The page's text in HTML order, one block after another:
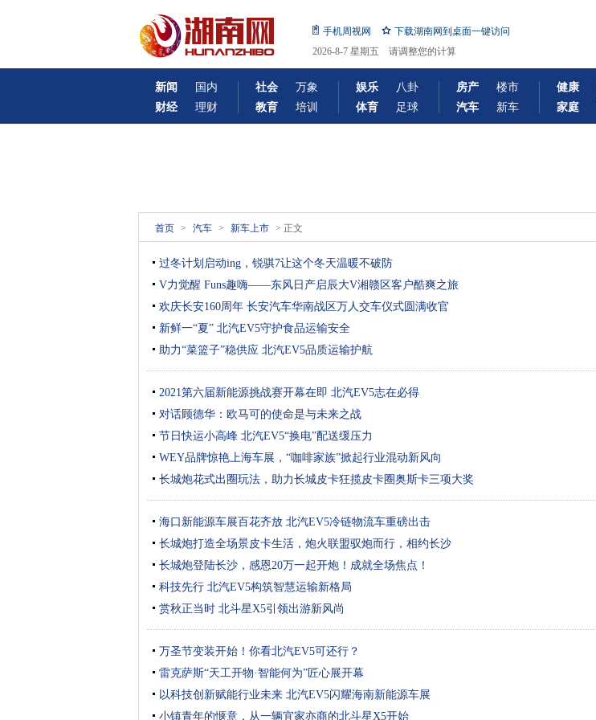
手机周视网
下载湖南网到桌面一键访问
2026-8-7 星期五 请调整您的计算
机日期!
新闻
国内
财经
理财
社会
万象
教育
培训
娱乐
八卦
体育
足球
房产
楼市
汽车
新车
健康
家庭
首页 > 汽车 > 新车上市 > 正文
过冬计划启动ing，锐骐7让这个冬天温暖不破防
V力觉醒 Funs趣嗨——东风日产启辰大V湘赣区客户酷爽之旅
欢庆长安160周年 长安汽车华南战区万人交车仪式圆满收官
新鲜一“夏” 北汽EV5守护食品运输安全
助力“菜篮子”稳供应 北汽EV5品质运输护航
2021第六届新能源挑战赛开幕在即 北汽EV5志在必得
对话顾德华：欧马可的使命是与未来之战
节日快运小高峰 北汽EV5“换电”配送缓压力
WEY品牌惊艳上海车展，“咖啡家族”掀起行业混动新风向
长城炮花式出圈玩法，助力长城皮卡狂揽皮卡圈奥斯卡三项大奖
海口新能源车展百花齐放 北汽EV5冷链物流车重磅出击
长城炮打造全场景皮卡生活，炮火联盟驭炮而行，相约长沙
长城炮登陆长沙，感恩20万一起开炮！成就全场焦点！
科技先行 北汽EV5构筑智慧运输新格局
赏秋正当时 北斗星X5引领出游新风尚
万圣节变装开始！你看北汽EV5可还行？
雷克萨斯“天工开物·智能何为”匠心展开幕
以科技创新赋能行业未来 北汽EV5闪耀海南新能源车展
小镇青年的惬意，从一辆宜家亦商的北斗星X5开始